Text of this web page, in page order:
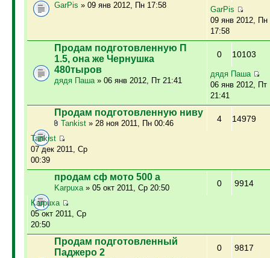
GarPis » 09 янв 2012, Пн 17:58
GarPis
09 янв 2012, Пн
17:58
Продам подготовленную П
1.5, она же Чернушка
480тыров
дядя Паша» 06 янв 2012, Пт 21:41
0 10103
дядя Паша
06 янв 2012, Пт
21:41
Продам подготовленную ниву
Tankist» 28 ноя 2011, Пн 00:46 4 14979
Tankist
07 дек 2011, Ср
00:39
продам сф мото 500 а
Karpuxa» 05 окт 2011, Ср 20:50 0 9914
Karpuxa
05 окт 2011, Ср
20:50
Продам подготовленный
Паджеро 2
0 9817